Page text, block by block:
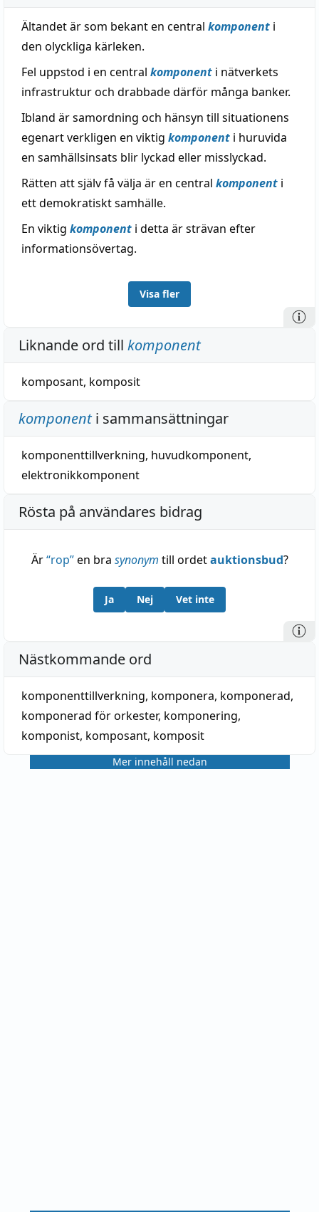
Ältandet är som bekant en central komponent i
den olyckliga kärleken.
Fel uppstod i en central komponent i nätverkets
infrastruktur och drabbade därför många banker.
Ibland är samordning och hänsyn till situationens
egenart verkligen en viktig komponent i huruvida
en samhällsinsats blir lyckad eller misslyckad.
Rätten att själv få välja är en central komponent i
ett demokratiskt samhälle.
En viktig komponent i detta är strävan efter
informationsövertag.
Visa fler
Liknande ord till komponent
komposant, komposit
komponenti sammansättningar
komponenttillverkning, huvudkomponent,
elektronikkomponent
Rösta på användares bidrag
Är“rop”en bra synonym till ordetauktionsbud?
Ja Nej Vet inte
Nästkommande ord
komponenttillverkning, komponera, komponerad,
komponerad för orkester, komponering,
komponist, komposant, komposit
Mer innehåll nedan